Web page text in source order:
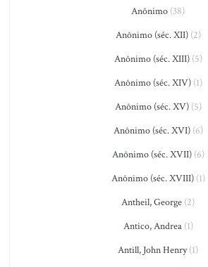
Anônimo (38)
Anônimo (séc. XII)(2)
Anônimo (séc. XIII)(5)
Anônimo (séc. XIV)(1)
Anônimo (séc. XV)(5)
Anônimo (séc. XVI)(6)
Anônimo (séc. XVII)(6)
Anônimo (séc. XVIII)(1)
Antheil, George (2)
Antico, Andrea(1)
Antill, John Henry(1)